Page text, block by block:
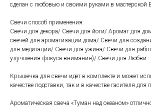
сделан с любовью и своими руками в мастерской
Свечи способ применения:
Свечи для декора/ Свечи для йоги/ Аромат для
свечей для ароматизации дома/ Свечи для
для медитации/ Свечи для ужина/ Свечи для
улучшения фокуса внимания)/ Свечи для Любви
Крышечка для свечи идёт в комплекте и может
качестве подставки, так и в качестве гасителя для
Ароматическая свеча «Туман над океаном»